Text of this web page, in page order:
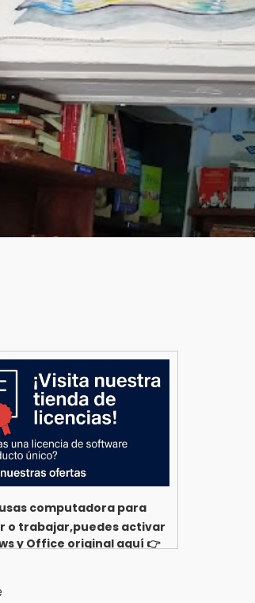
usas computadora para
o trabajar,puedes activar
y Office original aquí 👉